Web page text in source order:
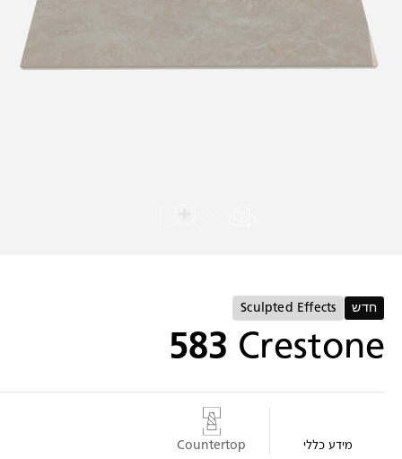
הצג בחלל הבית שלי
חדש Sculpted Effects
583 Crestone
מידע כללי Countertop